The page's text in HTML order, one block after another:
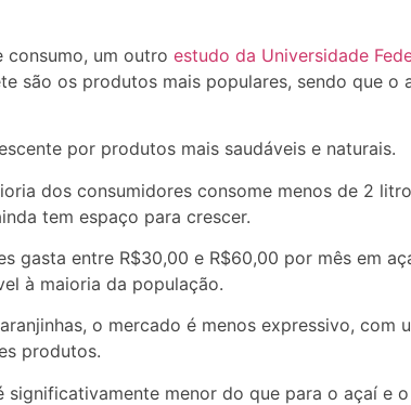
consumo, um outro estudo da Universidade
são os produtos mais populares, sendo que o
por produtos mais saudáveis e naturais.
dos consumidores consome menos de 2
tem espaço para crescer.
gasta entre R$30,00 e R$60,00 por mês em
à maioria da população.
o mercado é menos expressivo, com
produtos.
menor do que para o açaí e